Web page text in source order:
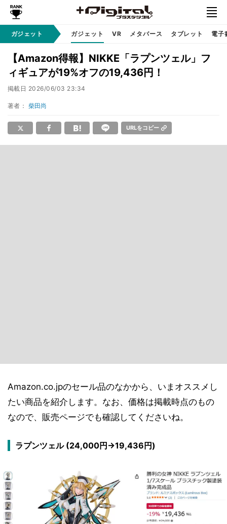
ガジェット ガジェット VR メタバース タブレット 電子
【Amazon得報】NIKKE「ラプンツェル」フ
ィギュアが19%オフの19,436円！
掲載日 2026/06/03 23:34
著者： 柴田尚
URLをコピー
Amazon.co.jpのセール品のなかから、いまオススメし
たい商品を紹介します。なお、価格は掲載時点のもの
なので、販売ページでも確認してくださいね。
ラプンツェル (24,000円→19,436円)